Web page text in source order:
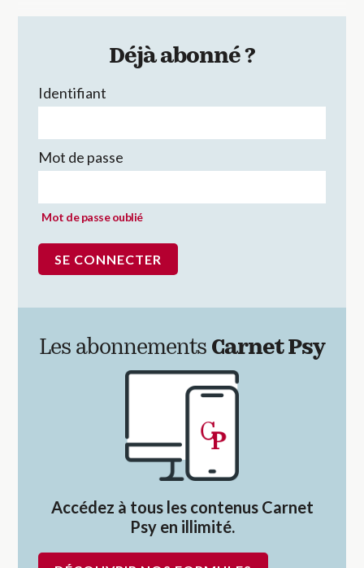
Déjà abonné ?
Identifiant
Mot de passe
Mot de passe oublié
Les abonnements Carnet Psy
Accédez à tous les contenus Carnet
Psy en illimité.